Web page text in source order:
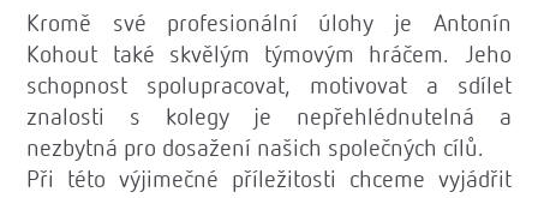
Kromě své profesionální úlohy je Antonín
Kohout také skvělým týmovým hráčem. Jeho
schopnost spolupracovat, motivovat a sdílet
znalosti s kolegy je nepřehlédnutelná a
nezbytná pro dosažení našich společných cílů.
Při této výjimečné příležitosti chceme vyjádřit